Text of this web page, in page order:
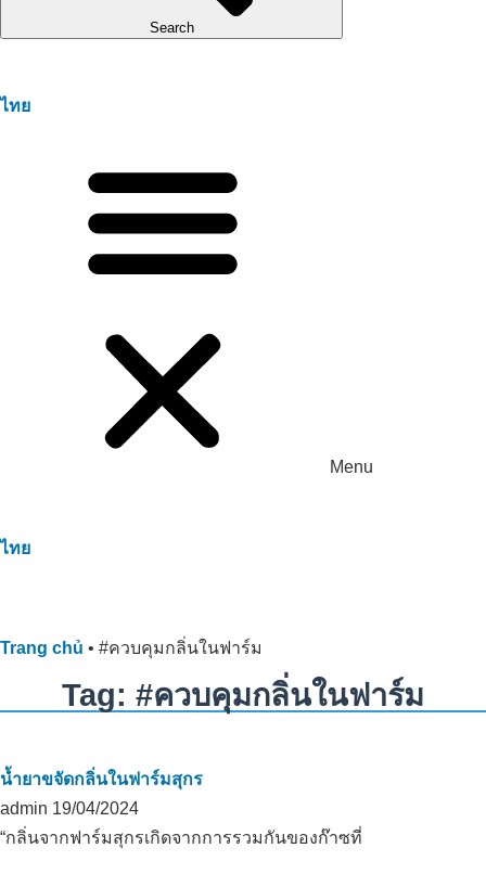
Search
ไทย
Menu
ไทย
Trang chủ • #ควบคุมกลิ่นในฟาร์ม
Tag: #ควบคุมกลิ่นในฟาร์ม
น้ำยาขจัดกลิ่นในฟาร์มสุกร
admin 19/04/2024
“กลิ่นจากฟาร์มสุกรเกิดจากการรวมกันของก๊าซที่